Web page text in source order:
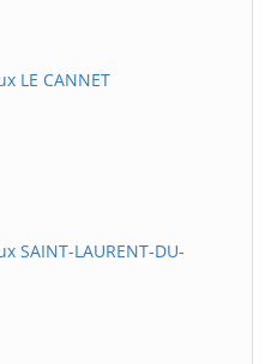
LE CANNET
SAINT-LAURENT-DU-